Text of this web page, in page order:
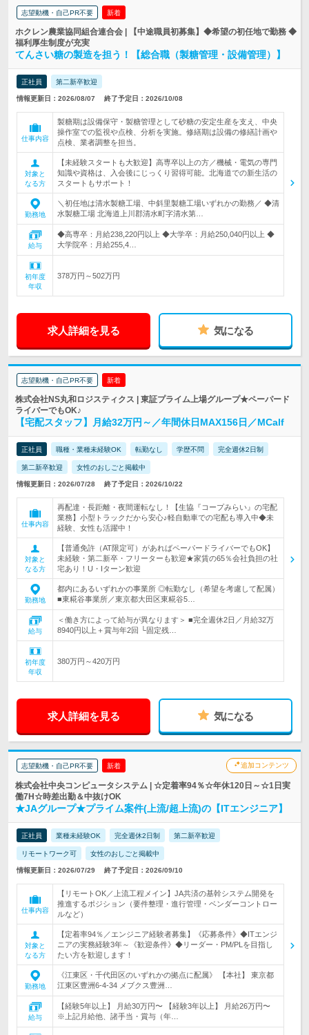
志望動機・自己PR不要 新着
ホクレン農業協同組合連合会 | 【中途職員初募集】◆希望の初任地で勤務 ◆
福利厚生制度が充実
てんさい糖の製造を担う！【総合職（製糖管理・設備管理）】
正社員 第二新卒歓迎
情報更新日：2026/08/07 終了予定日：2026/10/08
仕事内容
製糖期は設備保守・製糖管理として砂糖の安定生産を支え、中央
操作室での監視や点検、分析を実施。修繕期は設備の修繕計画や
点検、業者調整を担当。
対象と
なる方
【未経験スタートも大歓迎】高専卒以上の方／機械・電気の専門
知識や資格は、入会後にじっくり習得可能。北海道での新生活の
スタートもサポート！
勤務地
＼初任地は清水製糖工場、中斜里製糖工場いずれかの勤務／ ◆清
水製糖工場 北海道上川郡清水町字清水第…
給与
◆高専卒：月給238,220円以上 ◆大学卒：月給250,040円以上 ◆
大学院卒：月給255,4…
初年度
年収
378万円～502万円
求人詳細を見る 気になる
志望動機・自己PR不要 新着
株式会社NS丸和ロジスティクス | 東証プライム上場グループ★ペーパード
ライバーでもOK♪
【宅配スタッフ】月給32万円～／年間休日MAX156日／MCalf
正社員 職種・業種未経験OK 転勤なし 学歴不問 完全週休2日制
第二新卒歓迎 女性のおしごと掲載中
情報更新日：2026/07/28 終了予定日：2026/10/22
仕事内容
再配達・長距離・夜間運転なし！【生協『コープみらい』の宅配
業務】小型トラックだから安心♪軽自動車での宅配も導入中◆未
経験、女性も活躍中！
対象と
なる方
【普通免許（AT限定可）があればペーパードライバーでもOK】
未経験・第二新卒・フリーターも歓迎★家賃の65％会社負担の社
宅あり！U・Iターン歓迎
勤務地
都内にあるいずれかの事業所 ◎転勤なし（希望を考慮して配属）
■東糀谷事業所／東京都大田区東糀谷5…
給与
＜働き方によって給与が異なります＞ ■完全週休2日／月給32万
8940円以上＋賞与年2回 └固定残…
初年度
年収
380万円～420万円
求人詳細を見る 気になる
志望動機・自己PR不要 新着 追加コンテンツ
株式会社中央コンピュータシステム | ☆定着率94％☆年休120日～☆1日実
働7H☆時差出勤＆中抜けOK
★JAグループ★プライム案件(上流/超上流)の【ITエンジニア】
正社員 業種未経験OK 完全週休2日制 第二新卒歓迎
リモートワーク可 女性のおしごと掲載中
情報更新日：2026/07/29 終了予定日：2026/09/10
仕事内容
【リモートOK／上流工程メイン】JA共済の基幹システム開発を
推進するポジション（要件整理・進行管理・ベンダーコントロー
ルなど）
対象と
なる方
【定着率94％／エンジニア経験者募集】《応募条件》◆ITエンジ
ニアの実務経験3年～《歓迎条件》◆リーダー・PM/PLを目指し
たい方を歓迎します！
勤務地
《江東区・千代田区のいずれかの拠点に配属》 【本社】 東京都
江東区豊洲6-4-34 メブクス豊洲…
給与
【経験5年以上】 月給30万円〜 【経験3年以上】 月給26万円〜
※上記月給他、諸手当・賞与（年…